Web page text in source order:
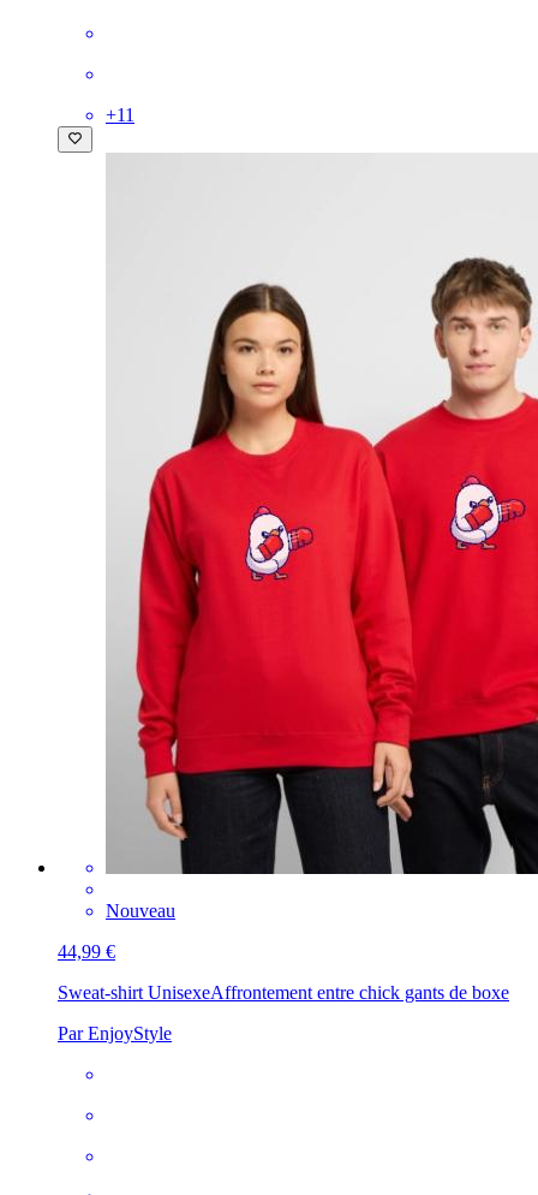
+11
Nouveau
44,99 €
Sweat-shirt UnisexeAffrontement entre chick gants de boxe
Par EnjoyStyle